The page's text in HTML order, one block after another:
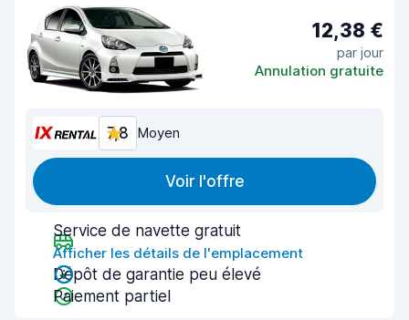
12,38 €
par jour
Annulation gratuite
7,8 Moyen
Voir l'offre
Service de navette gratuit
Afficher les détails de l'emplacement
Dépôt de garantie peu élevé
Paiement partiel